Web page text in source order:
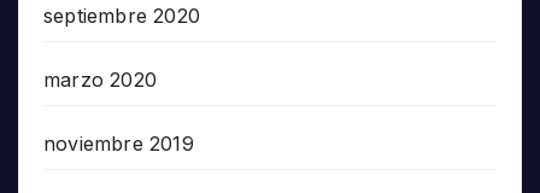
septiembre 2020
marzo 2020
noviembre 2019